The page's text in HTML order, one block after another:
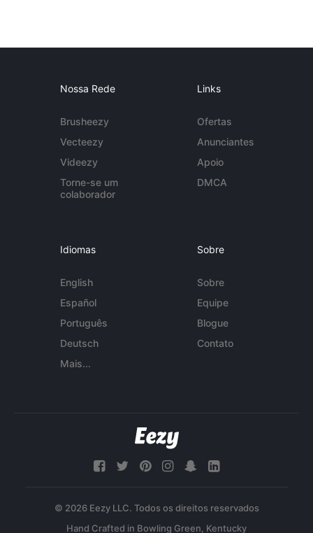
Nossa Rede
Brusheezy
Vecteezy
Videezy
Torne-se um
colaborador
Links
Ofertas
Anunciantes
Apoio
DMCA
Idiomas
English
Español
Português
Deutsch
Mais...
Sobre
Sobre
Equipe
Blogue
Contato
© 2026 Eezy LLC. Todos os direitos reservados